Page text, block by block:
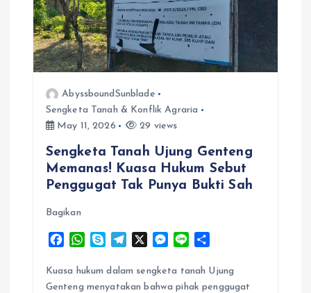
t
AbyssboundSunblade
Sengketa Tanah & Konflik Agraria
May 11, 2026
29 views
Sengketa Tanah Ujung Genteng
Memanas! Kuasa Hukum Sebut
Penggugat Tak Punya Bukti Sah
Bagikan
c
e
W
a
t
y
p
l
e
M
s
s
n
e
a
r
Kuasa hukum dalam sengketa tanah Ujung
Genteng menyatakan bahwa pihak penggugat